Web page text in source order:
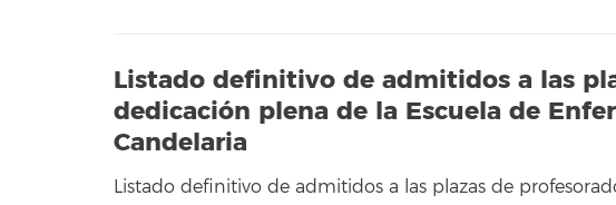
Listado definitivo de admitidos a las
dedicación plena de la Escuela de
Candelaria
Listado definitivo de admitidos a las plazas de